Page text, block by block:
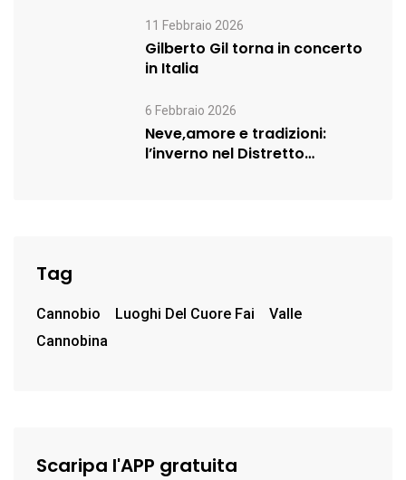
11 Febbraio 2026
Gilberto Gil torna in concerto
in Italia
6 Febbraio 2026
Neve,amore e tradizioni:
l’inverno nel Distretto
Tag
Cannobio Luoghi Del Cuore Fai
Valle
Cannobina
Scaripa l'APP gratuita